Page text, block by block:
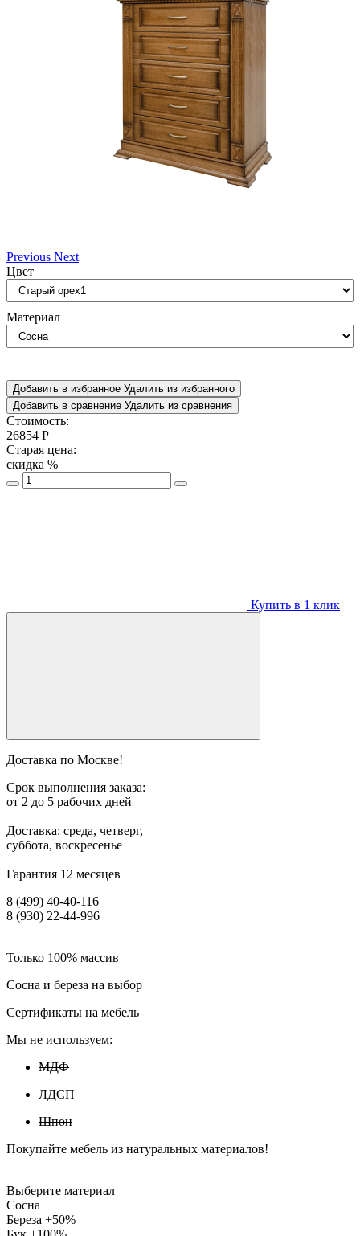
Previous Next
Цвет
Материал
Добавить в избранное Удалить из избранного
Добавить в сравнение Удалить из сравнения
Стоимость:
26854 Р
Старая цена:
скидка %
Купить в 1 клик
Доставка по Москве!
Срок выполнения заказа:
от 2 до 5 рабочих дней
Доставка: среда, четверг,
суббота, воскресенье
Гарантия 12 месяцев
8 (499) 40-40-116
8 (930) 22-44-996
Только 100% массив
Сосна и береза на выбор
Сертификаты на мебель
Мы не используем:
МДФ
ЛДСП
Шпон
Покупайте мебель из натуральных материалов!
Выберите материал
Сосна
Береза +50%